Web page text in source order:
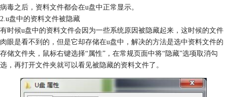
病毒之后，资料文件都会在u盘中正常显示。
2.u盘中的资料文件被隐藏
有时候u盘中的资料文件会因为一些系统原因被隐藏起来，这时候的文件
肉眼是看不到的，但是它却存储在u盘中，解决的方法是选中资料文件的
存储文件夹，鼠标右键选择“属性”，在常规页面中将“隐藏”选项取消勾
选，再打开文件夹就可以看见被隐藏的资料文件了。